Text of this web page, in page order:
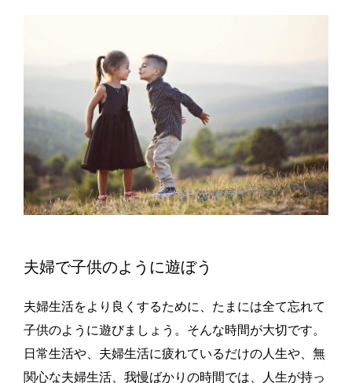
夫婦で子供のように遊ぼう
夫婦生活をより良くするために、たまには全て忘れて
子供のように遊びましょう。そんな時間が大切です。
日常生活や、夫婦生活に疲れているだけの人生や、無
関心な夫婦生活、我慢ばかりの時間では、人生が持っ